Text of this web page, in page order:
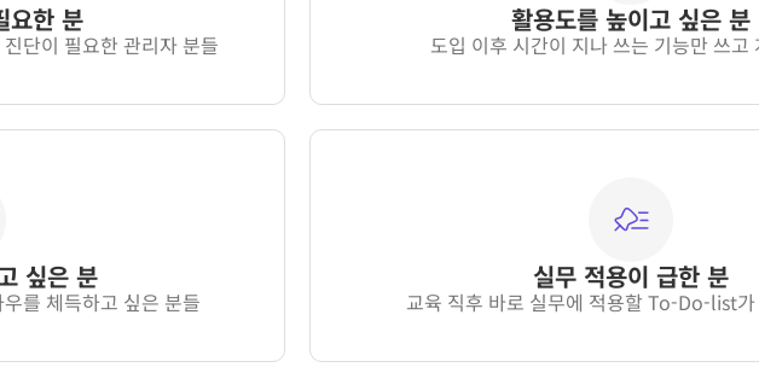
요한 분
단이 필요한 관리자 분들
활용도를 높이고 싶은 분
도입 이후 시간이 지나 ﻿쓰는 기능만 쓰고
싶은 분
를 체득하고 싶은 분들
실무 적용이 급한 분
교육 직후 바로 실무에 적용할 To-Do-list